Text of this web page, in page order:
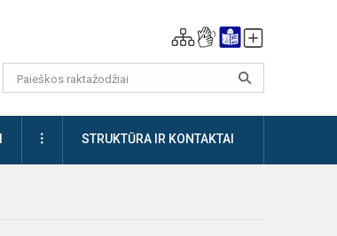
DAUGIAUSTRUKTŪRA IR KONTAKTAI